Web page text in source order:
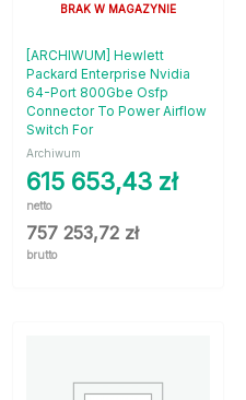
BRAK W MAGAZYNIE
[ARCHIWUM] Hewlett
Packard Enterprise Nvidia
64-Port 800Gbe Osfp
Connector To Power Airflow
Switch For
Archiwum
615 653,43 zł
netto
757 253,72 zł
brutto